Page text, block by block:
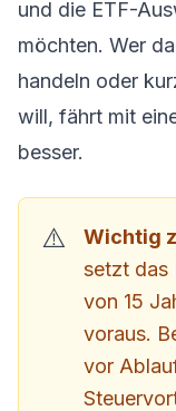
und die ETF-
möchten. Wer
handeln oder
will, fährt mit
besser.
Wichtig
setzt das
von 15
voraus.
vor